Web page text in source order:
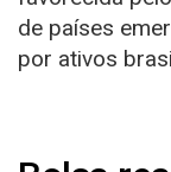
de países
por ativos